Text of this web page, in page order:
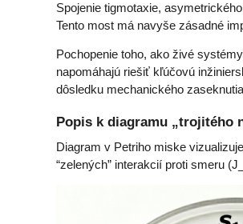
Spojenie tigmotaxie,
Tento most má navyše zásadné
Pochopenie toho, ako živé
napomáhajú riešiť kľúčovú
dôsledku mechanického
Popis k diagramu „trojitého
Diagram v Petriho miske
“zelených” interakcií proti smeru